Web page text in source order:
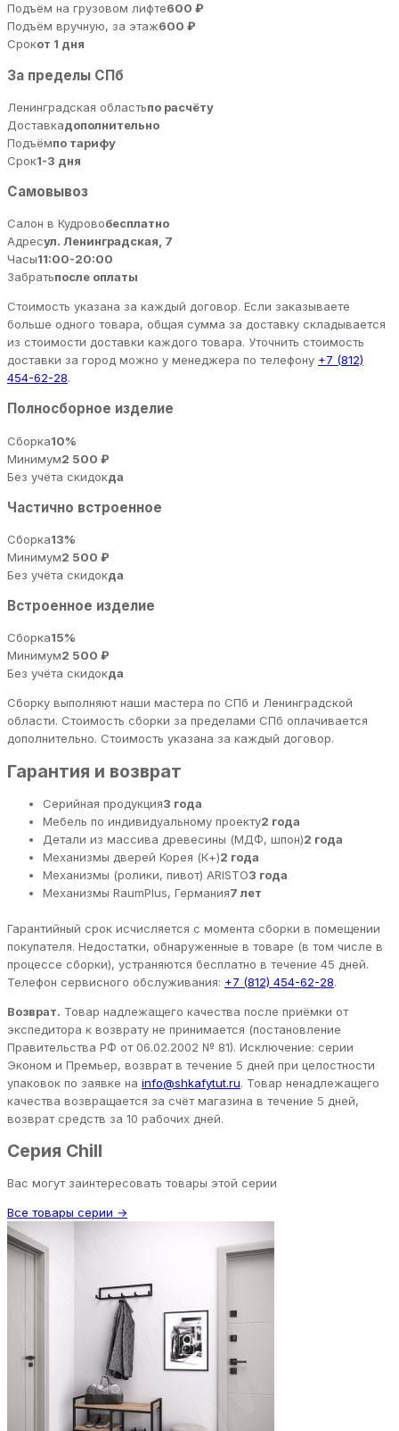
Подъём на грузовом лифте600 ₽
Подъём вручную, за этаж600 ₽
Срокот 1 дня
За пределы СПб
Ленинградская областьпо расчёту
Доставкадополнительно
Подъёмпо тарифу
Срок1-3 дня
Самовывоз
Салон в Кудровобесплатно
Адресул. Ленинградская, 7
Часы11:00-20:00
Забратьпосле оплаты
Стоимость указана за каждый договор. Если заказываете
больше одного товара, общая сумма за доставку складывается
из стоимости доставки каждого товара. Уточнить стоимость
доставки за город можно у менеджера по телефону +7 (812)
454-62-28.
Полносборное изделие
Сборка10%
Минимум2 500 ₽
Без учёта скидокда
Частично встроенное
Сборка13%
Минимум2 500 ₽
Без учёта скидокда
Встроенное изделие
Сборка15%
Минимум2 500 ₽
Без учёта скидокда
Сборку выполняют наши мастера по СПб и Ленинградской
области. Стоимость сборки за пределами СПб оплачивается
дополнительно. Стоимость указана за каждый договор.
Гарантия и возврат
Серийная продукция3 года
Мебель по индивидуальному проекту2 года
Детали из массива древесины (МДФ, шпон)2 года
Механизмы дверей Корея (К+)2 года
Механизмы (ролики, пивот) ARISTO3 года
Механизмы RaumPlus, Германия7 лет
Гарантийный срок исчисляется с момента сборки в помещении
покупателя. Недостатки, обнаруженные в товаре (в том числе в
процессе сборки), устраняются бесплатно в течение 45 дней.
Телефон сервисного обслуживания: +7 (812) 454-62-28.
Возврат. Товар надлежащего качества после приёмки от
экспедитора к возврату не принимается (постановление
Правительства РФ от 06.02.2002 № 81). Исключение: серии
Эконом и Премьер, возврат в течение 5 дней при целостности
упаковок по заявке на info@shkafytut.ru. Товар ненадлежащего
качества возвращается за счёт магазина в течение 5 дней,
возврат средств за 10 рабочих дней.
Серия Chill
Вас могут заинтересовать товары этой серии
Все товары серии →